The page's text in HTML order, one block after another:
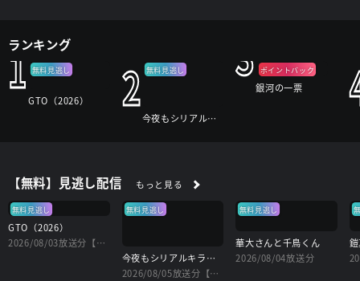
ランキング
1 無料見逃し
GTO（2026） 2 無料見逃し
今夜もシリアルキラーと待ち合わせ
3 ポイントバック
銀河の一票
【無料】見逃し配信 もっと見る
無料見逃し
GTO（2026）
2026/08/03放送分【字】
無料見逃し
今夜もシリアルキラーと待ち合わせ
2026/08/05放送分【字】
無料見逃し
華大さんと千鳥くん
2026/08/04放送分